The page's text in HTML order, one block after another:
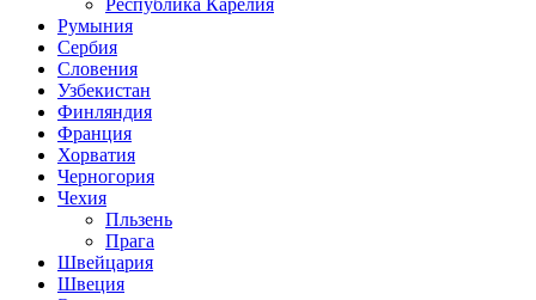
Республика Карелия
Румыния
Сербия
Словения
Узбекистан
Финляндия
Франция
Хорватия
Черногория
Чехия
Пльзень
Прага
Швейцария
Швеция